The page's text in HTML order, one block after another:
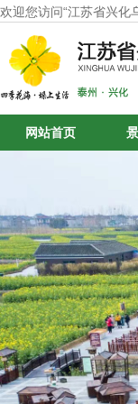
欢迎您访问“江苏省兴化
网站首页